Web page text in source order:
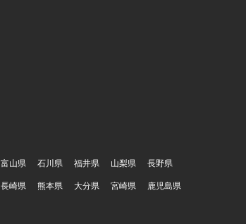
富山県 石川県 福井県 山梨県
長野県
長崎県 熊本県 大分県 宮崎県
鹿児島県